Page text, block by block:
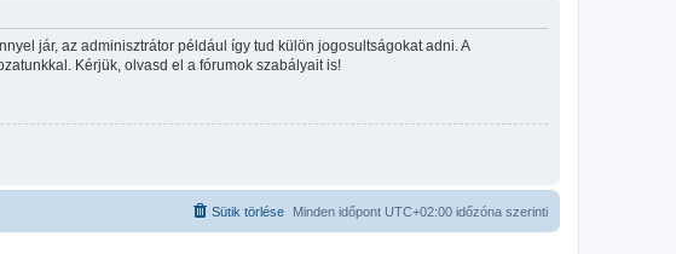
jár, az adminisztrátor például így tud külön jogosultságokat adni. A
Kérjük, olvasd el a fórumok szabályait is!
Minden időpont UTC+02:00 időzóna szerinti
Sütik törlése